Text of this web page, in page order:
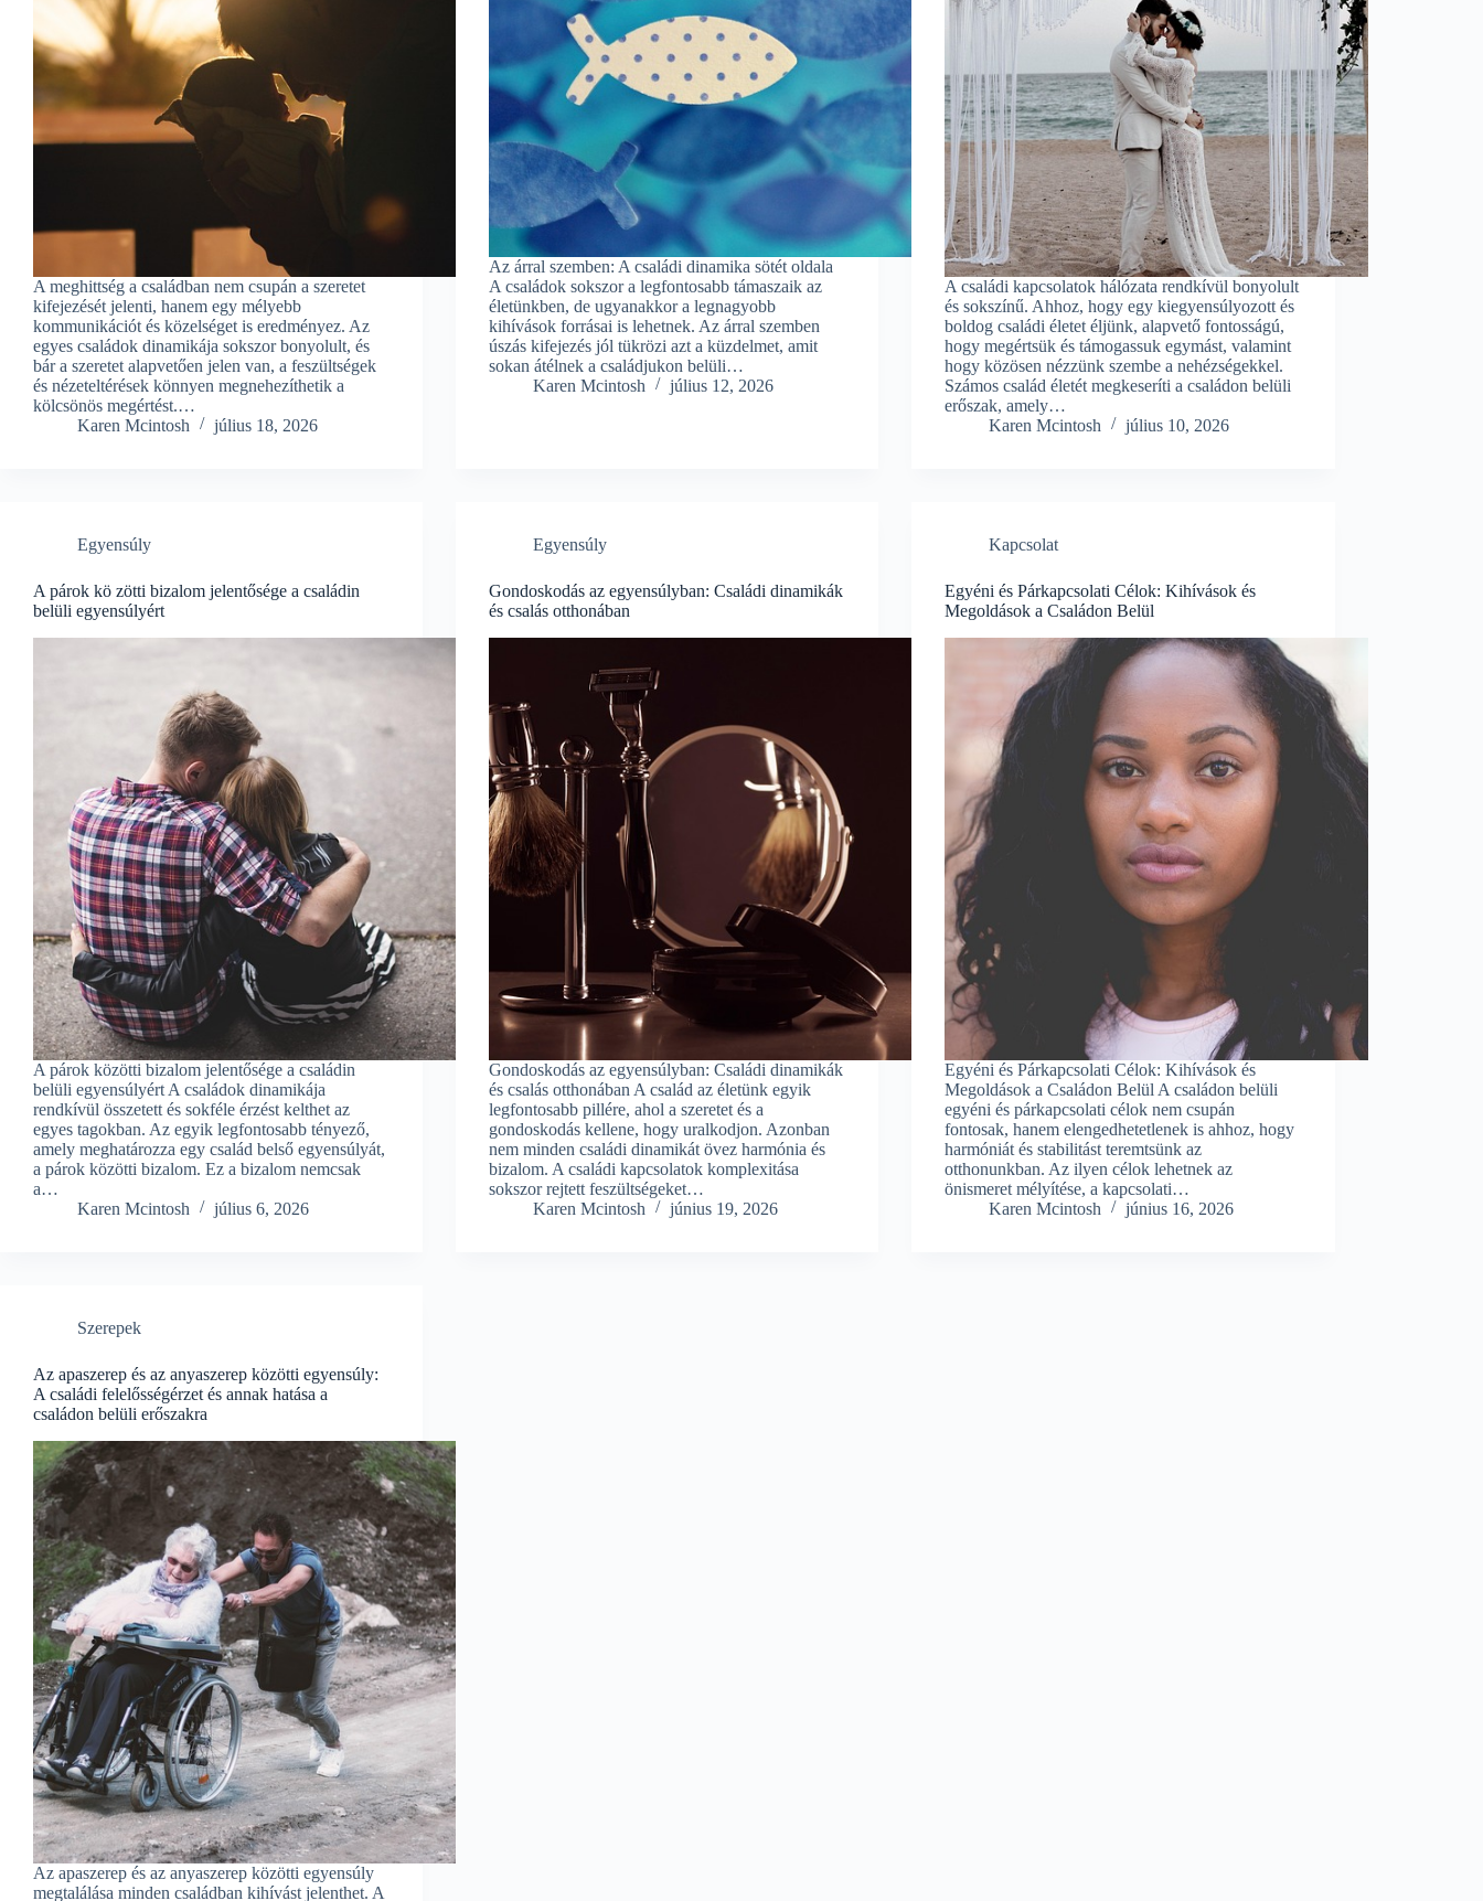
A meghittség a családban nem csupán a szeretet
kifejezését jelenti, hanem egy mélyebb
kommunikációt és közelséget is eredményez. Az
egyes családok dinamikája sokszor bonyolult, és
bár a szeretet alapvetően jelen van, a feszültségek
és nézeteltérések könnyen megnehezíthetik a
kölcsönös megértést.…
Karen Mcintosh
július 18, 2026
Az árral szemben: A családi dinamika sötét oldala
A családok sokszor a legfontosabb támaszaik az
életünkben, de ugyanakkor a legnagyobb
kihívások forrásai is lehetnek. Az árral szemben
úszás kifejezés jól tükrözi azt a küzdelmet, amit
sokan átélnek a családjukon belüli…
Karen Mcintosh
július 12, 2026
A családi kapcsolatok hálózata rendkívül bonyolult
és sokszínű. Ahhoz, hogy egy kiegyensúlyozott és
boldog családi életet éljünk, alapvető fontosságú,
hogy megértsük és támogassuk egymást, valamint
hogy közösen nézzünk szembe a nehézségekkel.
Számos család életét megkeseríti a családon belüli
erőszak, amely…
Karen Mcintosh
július 10, 2026
Egyensúly
A párok kö zötti bizalom jelentősége a családin
belüli egyensúlyért
A párok közötti bizalom jelentősége a családin
belüli egyensúlyért A családok dinamikája
rendkívül összetett és sokféle érzést kelthet az
egyes tagokban. Az egyik legfontosabb tényező,
amely meghatározza egy család belső egyensúlyát,
a párok közötti bizalom. Ez a bizalom nemcsak
a…
Karen Mcintosh
július 6, 2026
Egyensúly
Gondoskodás az egyensúlyban: Családi dinamikák
és csalás otthonában
Gondoskodás az egyensúlyban: Családi dinamikák
és csalás otthonában A család az életünk egyik
legfontosabb pillére, ahol a szeretet és a
gondoskodás kellene, hogy uralkodjon. Azonban
nem minden családi dinamikát övez harmónia és
bizalom. A családi kapcsolatok komplexitása
sokszor rejtett feszültségeket…
Karen Mcintosh
június 19, 2026
Kapcsolat
Egyéni és Párkapcsolati Célok: Kihívások és
Megoldások a Családon Belül
Egyéni és Párkapcsolati Célok: Kihívások és
Megoldások a Családon Belül A családon belüli
egyéni és párkapcsolati célok nem csupán
fontosak, hanem elengedhetetlenek is ahhoz, hogy
harmóniát és stabilitást teremtsünk az
otthonunkban. Az ilyen célok lehetnek az
önismeret mélyítése, a kapcsolati…
Karen Mcintosh
június 16, 2026
Szerepek
Az apaszerep és az anyaszerep közötti egyensúly:
A családi felelősségérzet és annak hatása a
családon belüli erőszakra
Az apaszerep és az anyaszerep közötti egyensúly
megtalálása minden családban kihívást jelenthet. A